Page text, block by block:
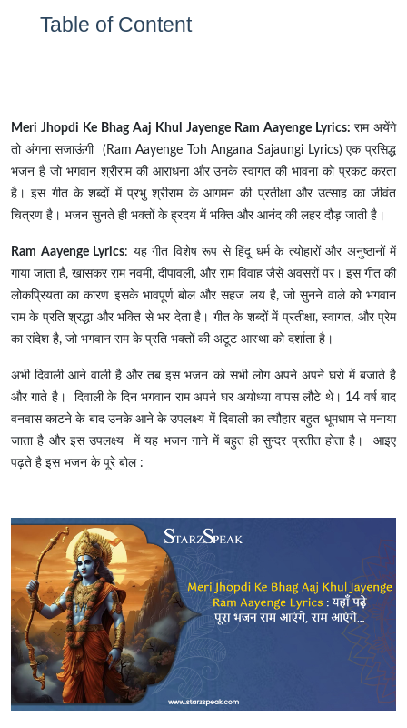
Table of Content
Meri Jhopdi Ke Bhag Aaj Khul Jayenge Ram Aayenge Lyrics: राम अयेंगे
तो अंगना सजाऊंगी (Ram Aayenge Toh Angana Sajaungi Lyrics) एक प्रसिद्ध
भजन है जो भगवान श्रीराम की आराधना और उनके स्वागत की भावना को प्रकट करता
है। इस गीत के शब्दों में प्रभु श्रीराम के आगमन की प्रतीक्षा और उत्साह का जीवंत
चित्रण है। भजन सुनते ही भक्तों के ह्रदय में भक्ति और आनंद की लहर दौड़ जाती है।
Ram Aayenge Lyrics: यह गीत विशेष रूप से हिंदू धर्म के त्योहारों और अनुष्ठानों में
गाया जाता है, खासकर राम नवमी, दीपावली, और राम विवाह जैसे अवसरों पर। इस गीत की
लोकप्रियता का कारण इसके भावपूर्ण बोल और सहज लय है, जो सुनने वाले को भगवान
राम के प्रति श्रद्धा और भक्ति से भर देता है। गीत के शब्दों में प्रतीक्षा, स्वागत, और प्रेम
का संदेश है, जो भगवान राम के प्रति भक्तों की अटूट आस्था को दर्शाता है।
अभी दिवाली आने वाली है और तब इस भजन को सभी लोग अपने अपने घरो में बजाते है
और गाते है। दिवाली के दिन भगवान राम अपने घर अयोध्या वापस लौटे थे। 14 वर्ष बाद
वनवास काटने के बाद उनके आने के उपलक्ष्य में दिवाली का त्यौहार बहुत धूमधाम से मनाया
जाता है और इस उपलक्ष्य में यह भजन गाने में बहुत ही सुन्दर प्रतीत होता है। आइए
पढ़ते है इस भजन के पूरे बोल :